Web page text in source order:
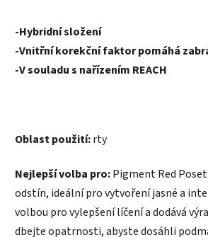
-Hybridní složení
-Vnitřní korekční faktor pomáhá
-V souladu s nařízením REACH
Oblast použití:rty
Nejlepší volba pro:Pigment Red
odstín, ideální pro vytvoření jasné a
volbou pro vylepšení líčení a dodává
dbejte opatrnosti, abyste dosáhli